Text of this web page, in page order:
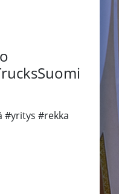
#yritys #rekka